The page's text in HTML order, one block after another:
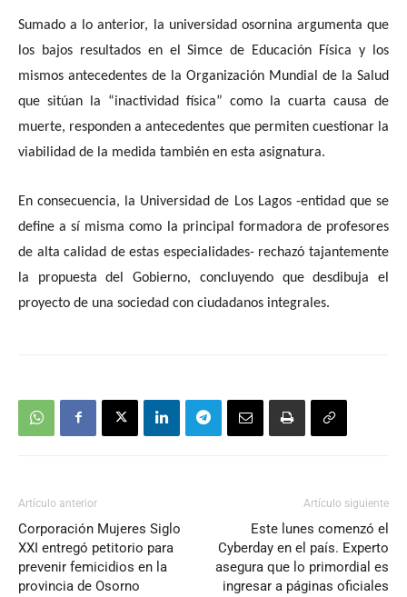
Sumado a lo anterior, la universidad osornina argumenta que
los bajos resultados en el Simce de Educación Física y los
mismos antecedentes de la Organización Mundial de la Salud
que sitúan la “inactividad física” como la cuarta causa de
muerte, responden a antecedentes que permiten cuestionar la
viabilidad de la medida también en esta asignatura.
En consecuencia, la Universidad de Los Lagos -entidad que se
define a sí misma como la principal formadora de profesores
de alta calidad de estas especialidades- rechazó tajantemente
la propuesta del Gobierno, concluyendo que desdibuja el
proyecto de una sociedad con ciudadanos integrales.
Artículo anterior
Corporación Mujeres Siglo
XXI entregó petitorio para
prevenir femicidios en la
provincia de Osorno
Artículo siguiente
Este lunes comenzó el
Cyberday en el país. Experto
asegura que lo primordial es
ingresar a páginas oficiales